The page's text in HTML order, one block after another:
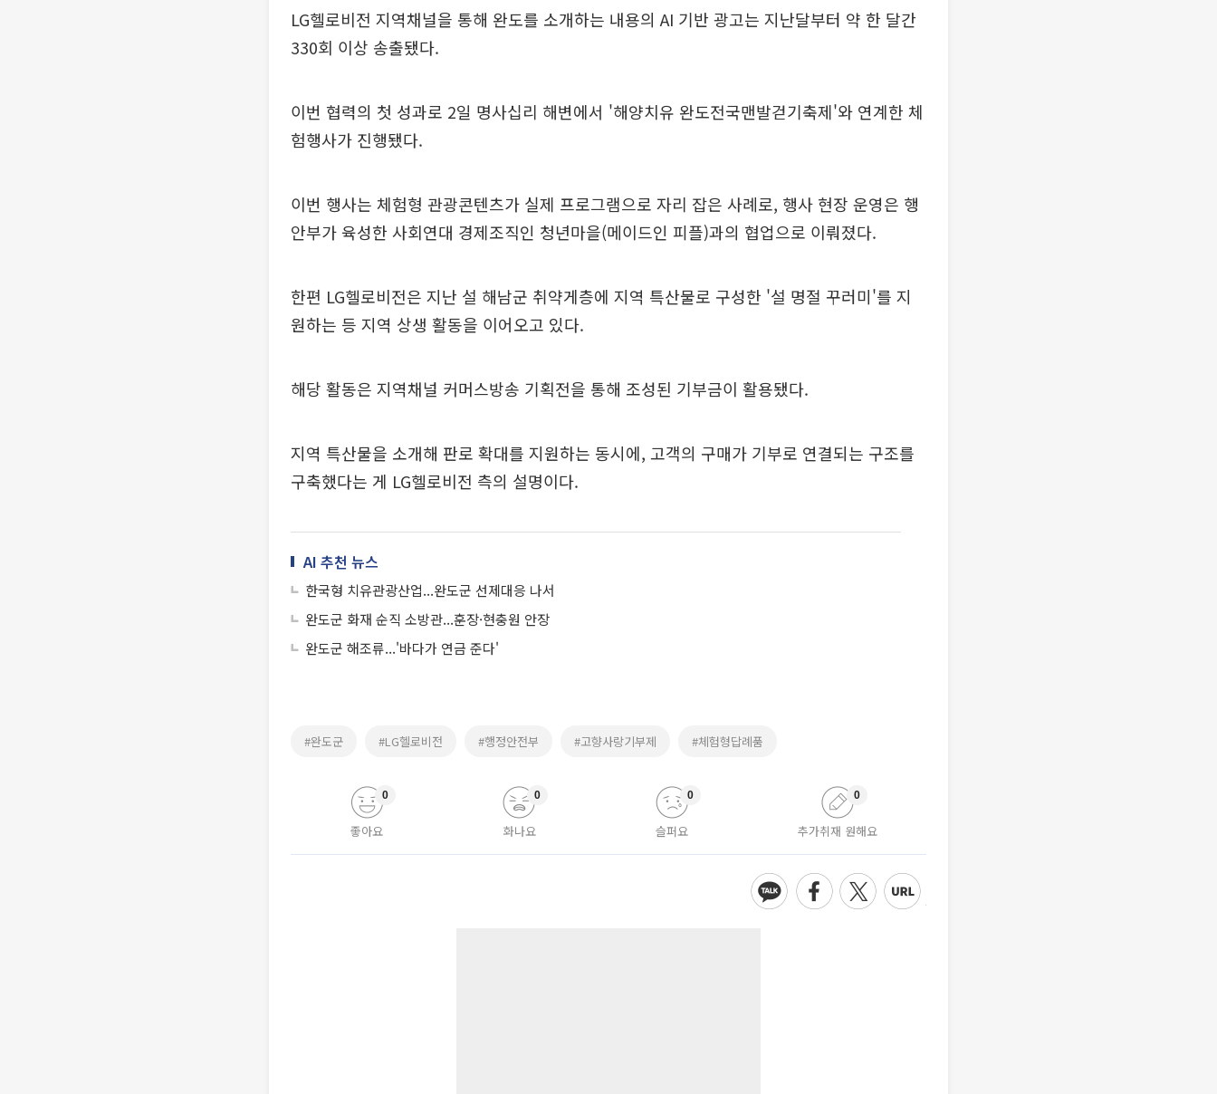
LG헬로비전 지역채널을 통해 완도를 소개하는 내용의 AI 기반 광고는 지난달부터 약 한 달간
330회 이상 송출됐다.
이번 협력의 첫 성과로 2일 명사십리 해변에서 '해양치유 완도전국맨발걷기축제'와 연계한 체
험행사가 진행됐다.
이번 행사는 체험형 관광콘텐츠가 실제 프로그램으로 자리 잡은 사례로, 행사 현장 운영은 행
안부가 육성한 사회연대 경제조직인 청년마을(메이드인 피플)과의 협업으로 이뤄졌다.
한편 LG헬로비전은 지난 설 해남군 취약게층에 지역 특산물로 구성한 '설 명절 꾸러미'를 지
원하는 등 지역 상생 활동을 이어오고 있다.
해당 활동은 지역채널 커머스방송 기획전을 통해 조성된 기부금이 활용됐다.
지역 특산물을 소개해 판로 확대를 지원하는 동시에, 고객의 구매가 기부로 연결되는 구조를
구축했다는 게 LG헬로비전 측의 설명이다.
AI 추천 뉴스
한국형 치유관광산업...완도군 선제대응 나서
완도군 화재 순직 소방관...훈장·현충원 안장
완도군 해조류...'바다가 연금 준다'
#완도군 #LG헬로비전 #행정안전부 #고향사랑기부제 #체험형답례품
좋아요
0
화나요
0
슬퍼요
0
추가취재 원해요
0